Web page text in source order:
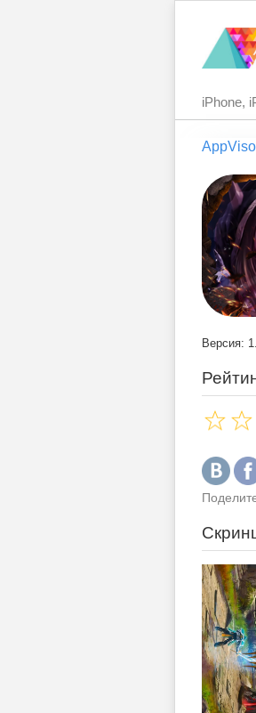
iPhone,
Версия: